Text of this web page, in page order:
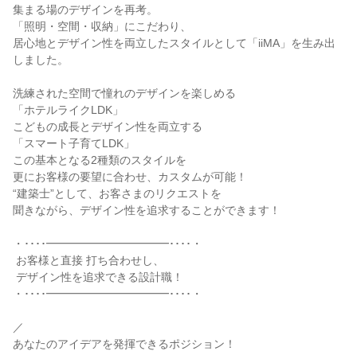
集まる場のデザインを再考。
「照明・空間・収納」にこだわり、
居心地とデザイン性を両立したスタイルとして「iiMA」を生み出
しました。
洗練された空間で憧れのデザインを楽しめる
「ホテルライクLDK」
こどもの成長とデザイン性を両立する
「スマート子育てLDK」
この基本となる2種類のスタイルを
更にお客様の要望に合わせ、カスタムが可能！
“建築士”として、お客さまのリクエストを
聞きながら、デザイン性を追求することができます！
・････━━━━━━━━━━━････・
・････━━━━━━━━━━━････・
／
あなたのアイデアを発揮できるポジション！